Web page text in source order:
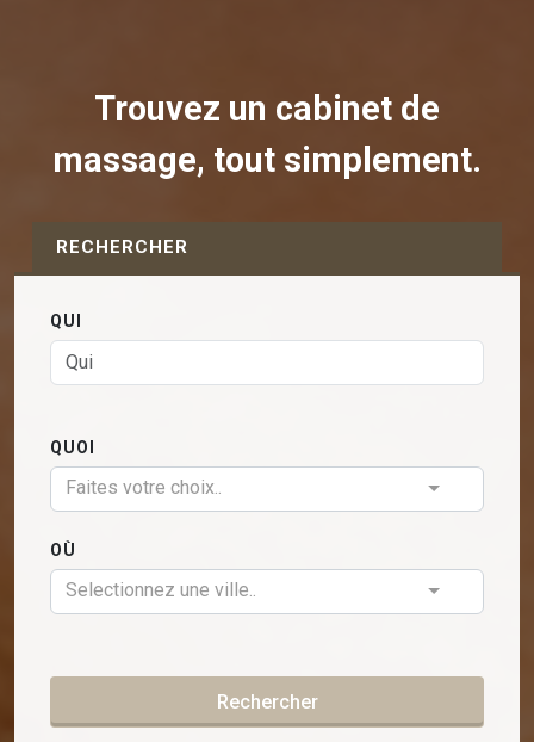
Trouvez un cabinet de
massage, tout simplement.
RECHERCHER
QUI
QUOI
Faites votre choix..
OÙ
Selectionnez une ville..
Rechercher